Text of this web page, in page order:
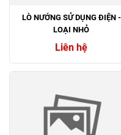
LÒ NƯỚNG SỬ DỤNG ĐIỆN -
LOẠI NHỎ
Liên hệ